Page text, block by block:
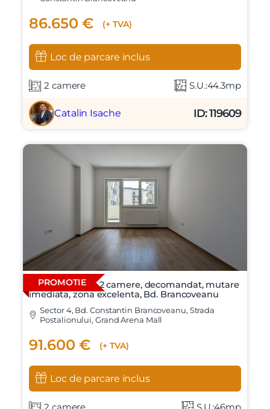
86.650 € (+ TVA)
Loc de parcare inclus
2 camere S.U.:44.3mp
Catalin Isache ID: 119609
PROMOTIE
Apartament cu 2 camere, decomandat, mutare
imediata, zona excelenta, Bd. Brancoveanu
Sector 4, Bd. Constantin Brancoveanu, Strada
Postalionului, Grand Arena Mall
91.600 € (+ TVA)
Loc de parcare inclus